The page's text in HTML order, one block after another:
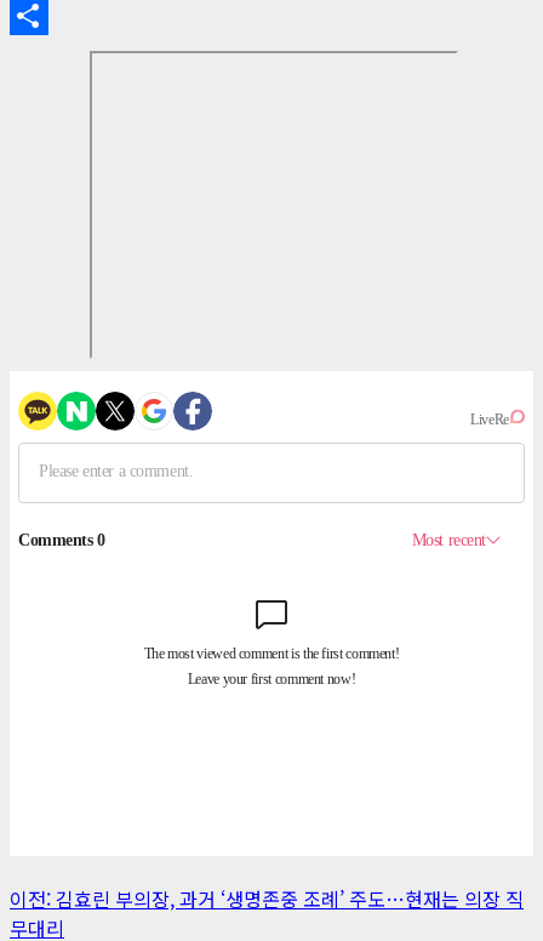
Copy
게
이전:김효린 부의장, 과거 ‘생명존중 조례’ 주도…현재는 의장 직
무대리